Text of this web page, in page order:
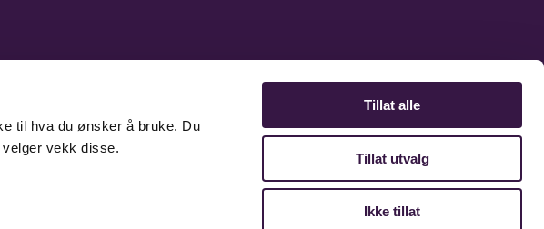
til hva du ønsker å bruke. Du
vekk disse.
Tillat alle
Tillat utvalg
Ikke tillat
Kontaktinformasjon